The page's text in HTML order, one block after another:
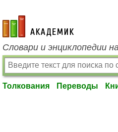
academic.ru
Словари и энциклопедии
Толкования Переводы